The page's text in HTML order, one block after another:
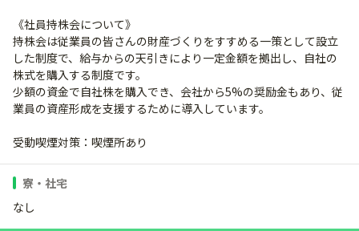
《社員持株会について》
持株会は従業員の皆さんの財産づくりをすすめる一策として設立
した制度で、給与からの天引きにより一定金額を拠出し、自社の
株式を購入する制度です。
少額の資金で自社株を購入でき、会社から5%の奨励金もあり、従
業員の資産形成を支援するために導入しています。
受動喫煙対策：喫煙所あり
寮・社宅
なし